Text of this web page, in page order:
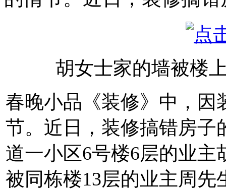
胡女士家的墙被楼
春晚小品《装修》中，因
节。近日，装修搞错房子
道一小区6号楼6层的业
被同栋楼13层的业主周